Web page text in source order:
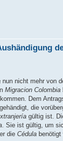
nun nicht mehr von
Migracion Colombia
Dem
die
gültig ist.
. Sie ist gültig, um
die Cédula benötigt